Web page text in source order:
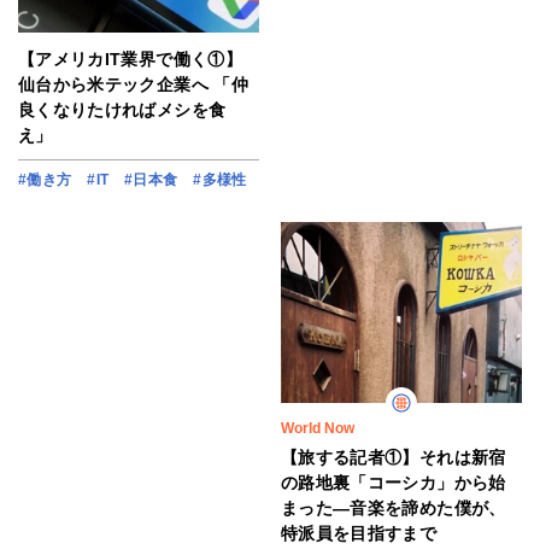
【アメリカIT業界で働く①】
仙台から米テック企業へ 「仲
良くなりたければメシを食
え」
#働き方 #IT #日本食 #多様性
World Now
【旅する記者①】それは新宿
の路地裏「コーシカ」から始
まった―音楽を諦めた僕が、
特派員を目指すまで